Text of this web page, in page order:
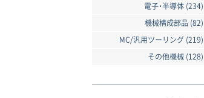
電子・半導体 (234)
機械構成部品 (82)
MC/汎用ツーリング (219)
その他機械 (128)